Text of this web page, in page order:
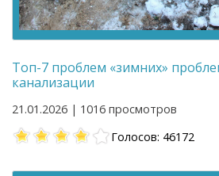
Топ-7 проблем «зимних»
канализации
21.01.2026 | 1016 просмотров
Голосов: 46172